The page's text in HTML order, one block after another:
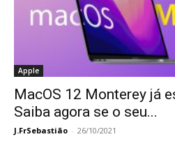
Apple
MacOS 12 Monterey já
Saiba agora se o seu...
J.FrSebastião - 26/10/2021